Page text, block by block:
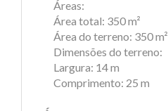
Áreas:
Área total: 350 m²
Área do terreno: 350 m²
Dimensões do terreno:
Largura: 14 m
Comprimento: 25 m